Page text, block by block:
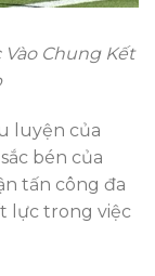
Vào Chung Kết
luyện của
bén của
tấn công đa
lực trong việc